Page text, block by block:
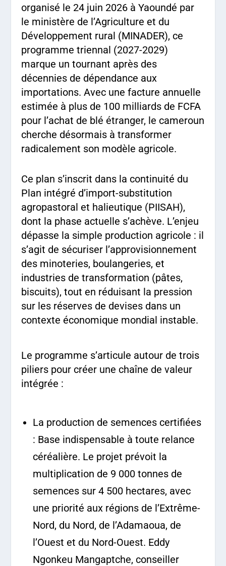
organisé le 24 juin 2026 à Yaoundé par
le ministère de l’Agriculture et du
Développement rural (MINADER), ce
programme triennal (2027-2029)
marque un tournant après des
décennies de dépendance aux
importations. Avec une facture annuelle
estimée à plus de 100 milliards de FCFA
pour l’achat de blé étranger, le cameroun
cherche désormais à transformer
radicalement son modèle agricole.
Ce plan s’inscrit dans la continuité du
Plan intégré d’import-substitution
agropastoral et halieutique (PIISAH),
dont la phase actuelle s’achève. L’enjeu
dépasse la simple production agricole : il
s’agit de sécuriser l’approvisionnement
des minoteries, boulangeries, et
industries de transformation (pâtes,
biscuits), tout en réduisant la pression
sur les réserves de devises dans un
contexte économique mondial instable.
Le programme s’articule autour de trois
piliers pour créer une chaîne de valeur
intégrée :
La production de semences certifiées
: Base indispensable à toute relance
céréalière. Le projet prévoit la
multiplication de 9 000 tonnes de
semences sur 4 500 hectares, avec
une priorité aux régions de l’Extrême-
Nord, du Nord, de l’Adamaoua, de
l’Ouest et du Nord-Ouest. Eddy
Ngonkeu Mangaptche, conseiller